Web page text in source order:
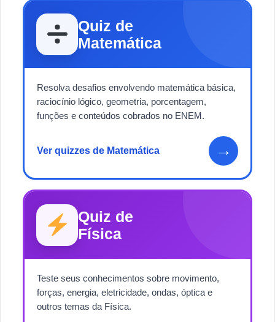
Quiz de
Matemática
Resolva desafios envolvendo matemática básica,
raciocínio lógico, geometria, porcentagem,
funções e conteúdos cobrados no ENEM.
Ver quizzes de Matemática →
Quiz de
Física
Teste seus conhecimentos sobre movimento,
forças, energia, eletricidade, ondas, óptica e
outros temas da Física.